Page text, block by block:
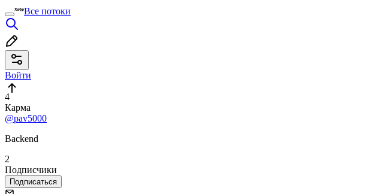
Все потоки
Войти
4
Карма
@pav5000
Backend
2
Подписчики
Подписаться